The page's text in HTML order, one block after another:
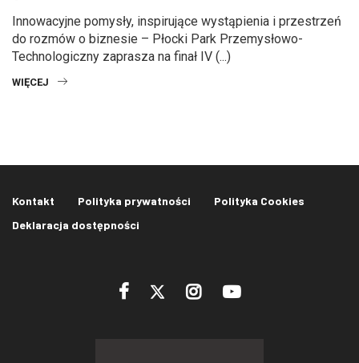
Innowacyjne pomysły, inspirujące wystąpienia i przestrzeń
do rozmów o biznesie – Płocki Park Przemysłowo-
Technologiczny zaprasza na finał IV (...)
WIĘCEJ
Kontakt Polityka prywatności
Polityka Cookies
Deklaracja dostępności